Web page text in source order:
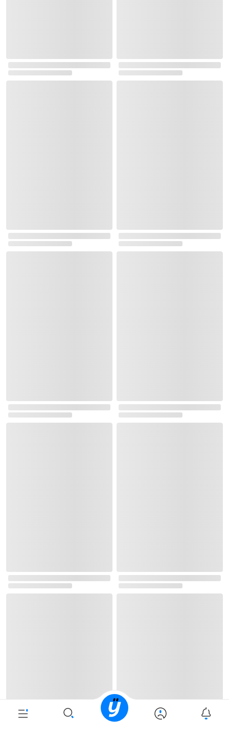
로그인 최근 본 상품 주문/배송